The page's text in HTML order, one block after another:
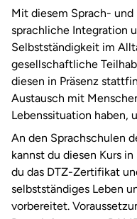
Mit diesem Sprach-
sprachliche Integration
Selbstständigkeit im
gesellschaftliche
diesen in Präsenz
Austausch mit
Lebenssituation haben,
An den Sprachschulen
kannst du diesen Kurs
du das DTZ-Zertifikat
selbstständiges Leben
vorbereitet.